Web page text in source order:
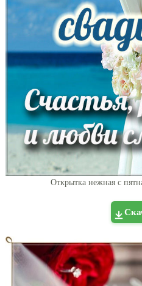
Открытка нежная с